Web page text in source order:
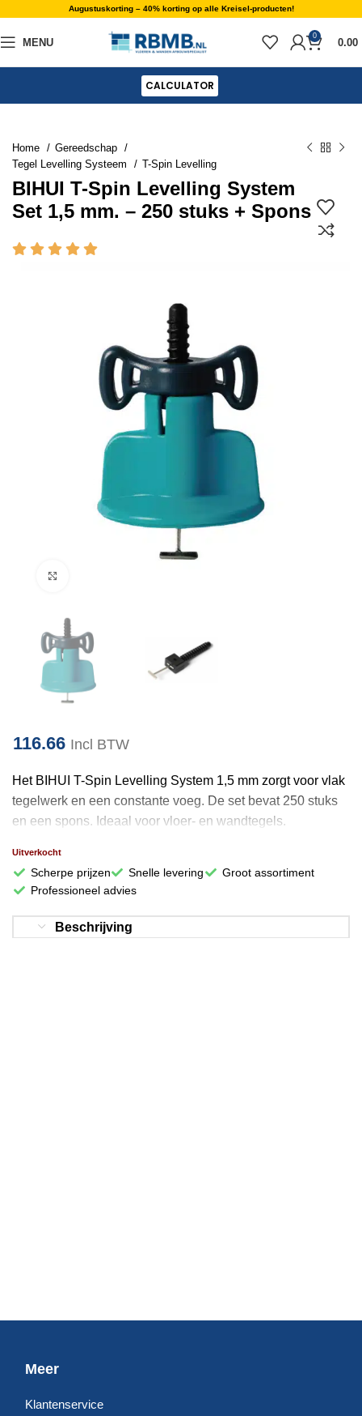
Augustuskorting – 40% korting op alle Kreisel-producten!
MENU
0
0.00
CALCULATOR
Home
Gereedschap
Tegel Levelling Systeem
T-Spin Levelling
BIHUI T-Spin Levelling System
Set 1,5 mm. – 250 stuks + Spons
116.66 Incl BTW
Het BIHUI T-Spin Levelling System 1,5 mm zorgt voor vlak
tegelwerk en een constante voeg. De set bevat 250 stuks
en een spons. Ideaal voor vloer- en wandtegels.
Uitverkocht
Scherpe prijzen Snelle levering
Groot assortiment
Professioneel advies
Beschrijving
Meer
Klantenservice